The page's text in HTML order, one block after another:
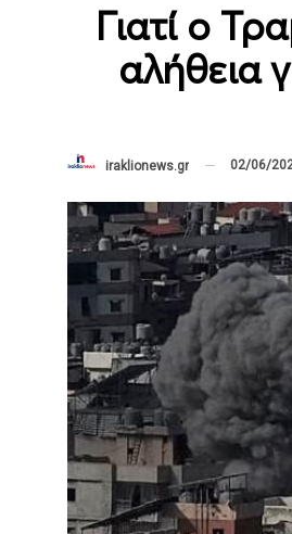
Γιατί ο
αλήθεια
iraklionews.gr 02/06/